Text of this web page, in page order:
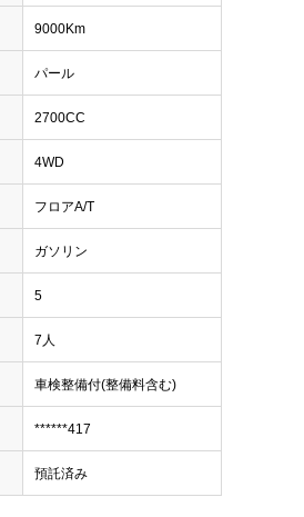
9000Km
パール
2700CC
4WD
フロアA/T
ガソリン
5
7人
車検整備付(整備料含む)
******417
預託済み